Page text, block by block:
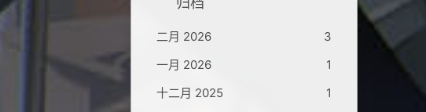
二月 2026
3
一月 2026
1
十二月 2025
1